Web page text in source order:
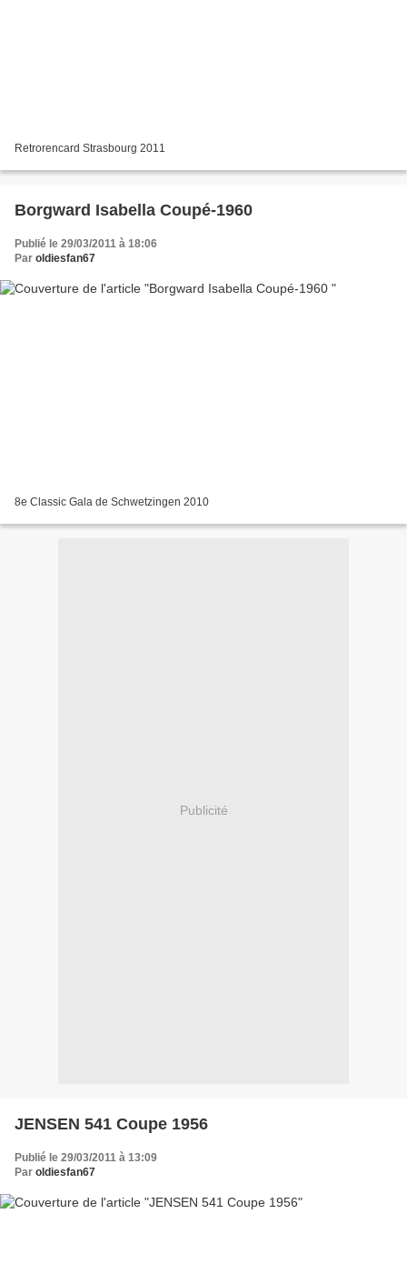
Retrorencard Strasbourg 2011
Borgward Isabella Coupé-1960
Publié le 29/03/2011 à 18:06
Par oldiesfan67
8e Classic Gala de Schwetzingen 2010
Publicité
JENSEN 541 Coupe 1956
Publié le 29/03/2011 à 13:09
Par oldiesfan67